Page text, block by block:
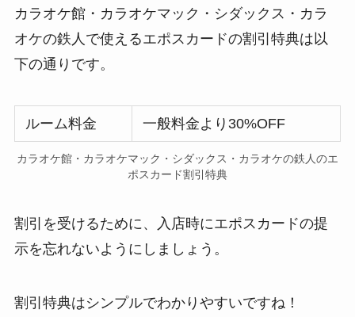
カラオケ館・カラオケマック・シダックス・カラ
オケの鉄人で使えるエポスカードの割引特典は以
下の通りです。
ルーム料金 一般料金より30%OFF
カラオケ館・カラオケマック・シダックス・カラオケの鉄人のエ
ポスカード割引特典
割引を受けるために、入店時にエポスカードの提
示を忘れないようにしましょう。
割引特典はシンプルでわかりやすいですね！